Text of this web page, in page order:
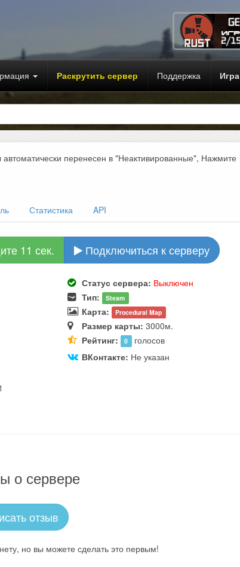
Раскрутить сервер Поддержка Игра
перенесен в "Неактивированные", Нажмите
Статистика API
10 сек. Подключиться к серверу
Статус сервера: Выключен
Тип: Steam
Карта: Procedural Map
Размер карты: 3000м.
Рейтинг: 0 голосов
ВКонтакте: Не указан
о сервере
отзыв
но вы можете сделать это первым!